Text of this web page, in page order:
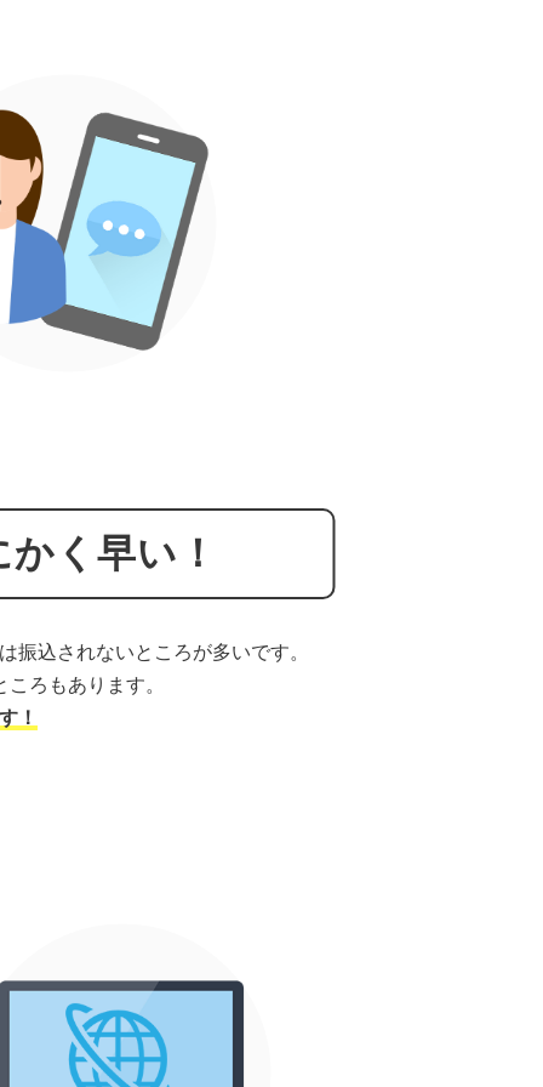
く早い！
込されないところが多いです。
ろもあります。
！